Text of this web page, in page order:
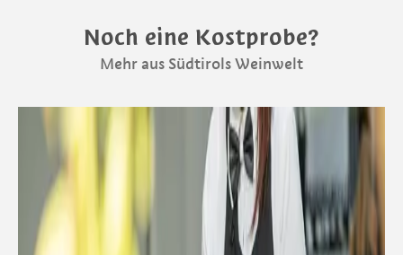
Noch eine Kostprobe?
Mehr aus Südtirols Weinwelt